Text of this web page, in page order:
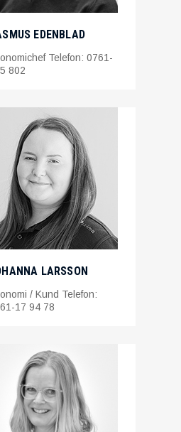
EDENBLAD
Telefon: 0761-
802
LARSSON
/ Kund Telefon:
17 94 78